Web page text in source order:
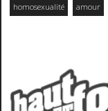
homosexualité amour